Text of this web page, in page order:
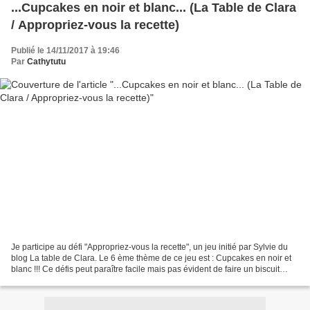
...Cupcakes en noir et blanc... (La Table de Clara
/ Appropriez-vous la recette)
Publié le 14/11/2017 à 19:46
Par Cathytutu
Je participe au défi "Appropriez-vous la recette", un jeu initié par Sylvie du
blog La table de Clara. Le 6 ème thème de ce jeu est : Cupcakes en noir et
blanc !!! Ce défis peut paraître facile mais pas évident de faire un biscuit